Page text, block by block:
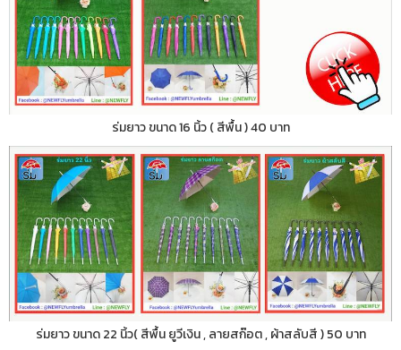
ร่มยาว ขนาด 16 นิ้ว ( สีพื้น ) 40 บาท
ร่มยาว ขนาด 22 นิ้ว( สีพื้น ยูวีเงิน , ลายสก๊อต , ผ้าสลับสี ) 50 บาท